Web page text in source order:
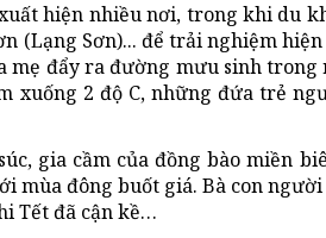
hiện nhiều nơi, trong khi du
(Lạng Sơn)... để trải nghiệm
mẹ đẩy ra đường mưu sinh trong
xuống 2 độ C, những đứa trẻ
gia cầm của đồng bào miền
mùa đông buốt giá. Bà con
Tết đã cận kề…